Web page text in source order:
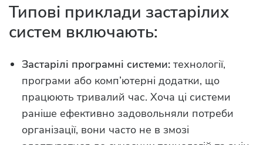
Типові приклади застарілих
систем включають:
Застарілі програмні системи: технології,
програми або комп’ютерні додатки, що
працюють тривалий час. Хоча ці системи
раніше ефективно задовольняли потреби
організації, вони часто не в змозі